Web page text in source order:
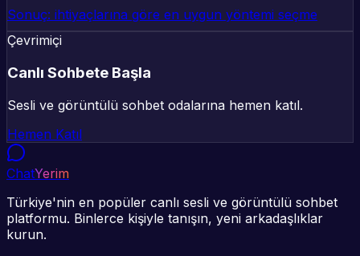
Sonuç: ihtiyaçlarına göre en uygun yöntemi seçme
Çevrimiçi
Canlı Sohbete Başla
Sesli ve görüntülü sohbet odalarına hemen katıl.
Hemen Katıl
ChatYerim
Türkiye'nin en popüler canlı sesli ve görüntülü sohbet
platformu. Binlerce kişiyle tanışın, yeni arkadaşlıklar
kurun.